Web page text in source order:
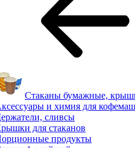
Стаканы бумажные,
и химия для
сливсы
для стаканов
продукты